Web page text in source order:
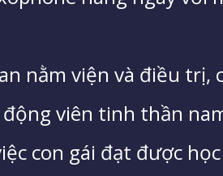
nằm viện và điều trị,
viên tinh thần
con gái đạt được